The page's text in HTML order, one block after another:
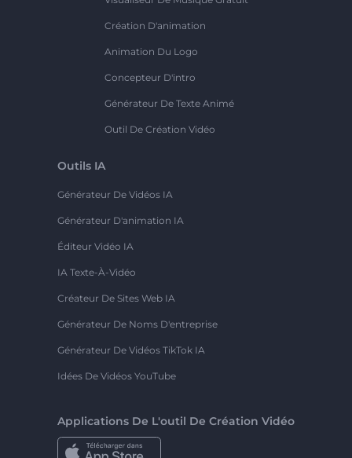
Création D'animation
Animation Du Logo
Concepteur D'intro
Générateur De Texte Animé
Outil De Création Vidéo
Outils IA
Générateur De Vidéos IA
Générateur D'animation IA
Éditeur Vidéo IA
IA Texte-À-Vidéo
Créateur De Sites Web IA
Générateur De Noms D'entreprise
Générateur De Vidéos TikTok IA
Idées De Vidéos YouTube
Applications De L'outil De Création Vidéo